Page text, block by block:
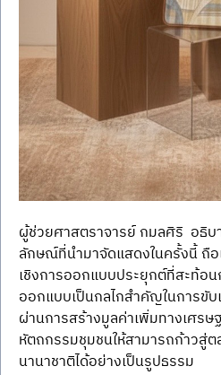
ผู้ช่วยศาสตราจารย์ กมลศิริ  อธิบ
ลักษณ์ที่นำมาจัดแสดงในครั้งนี้ ถื
เชิงการออกแบบประยุกต์ที่สะท้อน
ออกแบบเป็นกลไกสำคัญในการขับ
ผ่านการสร้างมูลค่าเพิ่มทางเศร
หัตถกรรมชุมชนให้สามารถก้าวสู่
นานาชาติได้อย่างเป็นรูปธรรม